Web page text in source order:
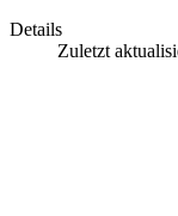
Details
Zuletzt